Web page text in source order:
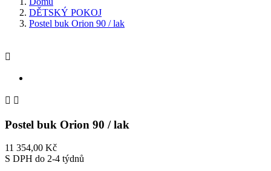
DĚTSKÝ POKOJ
Postel buk Orion 90 / lak

 
Postel buk Orion 90 / lak
11 354,00 Kč
S DPH do 2-4 týdnů